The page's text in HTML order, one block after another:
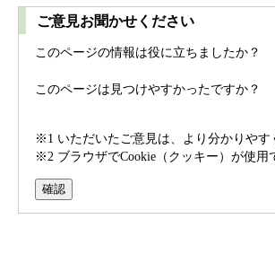
ご意見お聞かせください
このページの情報は役に立ちましたか？
このページは見つけやすかったですか？
※1 いただいたご意見は、より分かりやす
※2 ブラウザでCookie（クッキー）が使用